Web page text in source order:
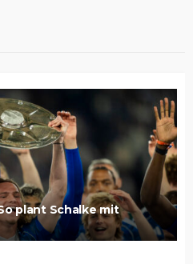
plant Schalke mit